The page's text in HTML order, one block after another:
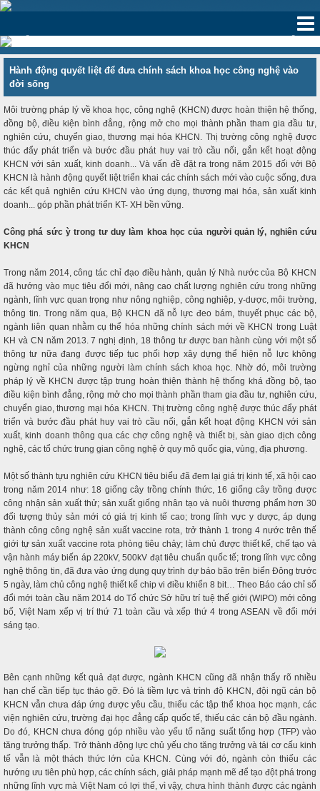
‹ ›
Hành động quyết liệt để đưa chính sách khoa học công nghệ vào
đời sống
Môi trường pháp lý về khoa học, công nghệ (KHCN) được hoàn thiện hệ thống,
đồng bộ, điều kiện bình đẳng, rộng mở cho mọi thành phần tham gia đầu tư,
nghiên cứu, chuyển giao, thương mại hóa KHCN. Thị trường công nghệ được
thúc đẩy phát triển và bước đầu phát huy vai trò cầu nối, gắn kết hoạt động
KHCN với sản xuất, kinh doanh... Và vấn đề đặt ra trong năm 2015 đối với Bộ
KHCN là hành động quyết liệt triển khai các chính sách mới vào cuộc sống, đưa
các kết quả nghiên cứu KHCN vào ứng dụng, thương mại hóa, sản xuất kinh
doanh... góp phần phát triển KT- XH bền vững.
Công phá sức ỳ trong tư duy làm khoa học của người quản lý, nghiên cứu
KHCN
Trong năm 2014, công tác chỉ đạo điều hành, quản lý Nhà nước của Bộ KHCN
đã hướng vào mục tiêu đổi mới, nâng cao chất lượng nghiên cứu trong những
ngành, lĩnh vực quan trọng như nông nghiệp, công nghiệp, y-dược, môi trường,
thông tin. Trong năm qua, Bộ KHCN đã nỗ lực đeo bám, thuyết phục các bộ,
ngành liên quan nhằm cụ thể hóa những chính sách mới về KHCN trong Luật
KH và CN năm 2013. 7 nghị định, 18 thông tư được ban hành cùng với một số
thông tư nữa đang được tiếp tục phối hợp xây dựng thể hiện nỗ lực không
ngừng nghỉ của những người làm chính sách khoa học. Nhờ đó, môi trường
pháp lý về KHCN được tập trung hoàn thiện thành hệ thống khá đồng bộ, tạo
điều kiện bình đẳng, rộng mở cho mọi thành phần tham gia đầu tư, nghiên cứu,
chuyển giao, thương mại hóa KHCN. Thị trường công nghệ được thúc đẩy phát
triển và bước đầu phát huy vai trò cầu nối, gắn kết hoạt động KHCN với sản
xuất, kinh doanh thông qua các chợ công nghệ và thiết bị, sàn giao dịch công
nghệ, các tổ chức trung gian công nghệ ở quy mô quốc gia, vùng, địa phương.
Một số thành tựu nghiên cứu KHCN tiêu biểu đã đem lại giá trị kinh tế, xã hội cao
trong năm 2014 như: 18 giống cây trồng chính thức, 16 giống cây trồng được
công nhận sản xuất thử; sản xuất giống nhân tạo và nuôi thương phẩm hơn 30
đối tượng thủy sản mới có giá trị kinh tế cao; trong lĩnh vực y dược, áp dụng
thành công công nghệ sản xuất vaccine rota, trở thành 1 trong 4 nước trên thế
giới tự sản xuất vaccine rota phòng tiêu chảy; làm chủ được thiết kế, chế tạo và
vận hành máy biến áp 220kV, 500kV đạt tiêu chuẩn quốc tế; trong lĩnh vực công
nghệ thông tin, đã đưa vào ứng dụng quy trình dự báo bão trên biển Đông trước
5 ngày, làm chủ công nghệ thiết kế chip vi điều khiển 8 bit… Theo Báo cáo chỉ số
đổi mới toàn cầu năm 2014 do Tổ chức Sở hữu trí tuệ thế giới (WIPO) mới công
bố, Việt Nam xếp vị trí thứ 71 toàn cầu và xếp thứ 4 trong ASEAN về đổi mới
sáng tạo.
Bên cạnh những kết quả đạt được, ngành KHCN cũng đã nhận thấy rõ nhiều
hạn chế cần tiếp tục tháo gỡ. Đó là tiềm lực và trình độ KHCN, đội ngũ cán bộ
KHCN vẫn chưa đáp ứng được yêu cầu, thiếu các tập thể khoa học mạnh, các
viện nghiên cứu, trường đại học đẳng cấp quốc tế, thiếu các cán bộ đầu ngành.
Do đó, KHCN chưa đóng góp nhiều vào yếu tố năng suất tổng hợp (TFP) vào
tăng trưởng thấp. Trở thành động lực chủ yếu cho tăng trưởng và tái cơ cấu kinh
tế vẫn là một thách thức lớn của KHCN. Cùng với đó, ngành còn thiếu các
hướng ưu tiên phù hợp, các chính sách, giải pháp mạnh mẽ để tạo đột phá trong
những lĩnh vực mà Việt Nam có lợi thế, vì vậy, chưa hình thành được các ngành